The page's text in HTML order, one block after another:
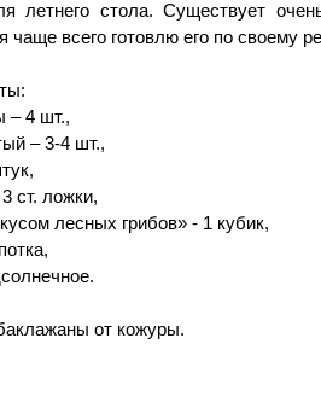
летнего стола. Существует
чаще всего готовлю его по своему
– 4 шт.,
– 3-4 шт.,
ст. ложки,
лесных грибов» - 1 кубик,
от кожуры.